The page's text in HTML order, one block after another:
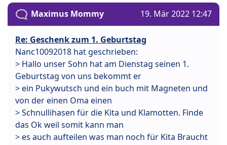
Maximus Mommy 19. Mär 2022 12:47
Re: Geschenk zum 1. Geburtstag
Nanc10092018 hat geschrieben:
> Hallo unser Sohn hat am Dienstag seinen 1.
Geburtstag von uns bekommt er
> ein Pukywutsch und ein buch mit Magneten und
von der einen Oma einen
> Schnullihasen für die Kita und Klamotten. Finde
das Ok weil somit kann man
> es auch aufteilen was man noch für Kita Braucht